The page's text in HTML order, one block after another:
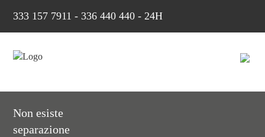
333 157 7911 - 336 440 440 - 24H
Non esiste
separazione